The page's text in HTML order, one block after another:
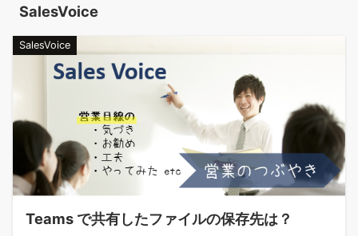
SalesVoice
SalesVoice
Teams で共有したファイルの保存先は？